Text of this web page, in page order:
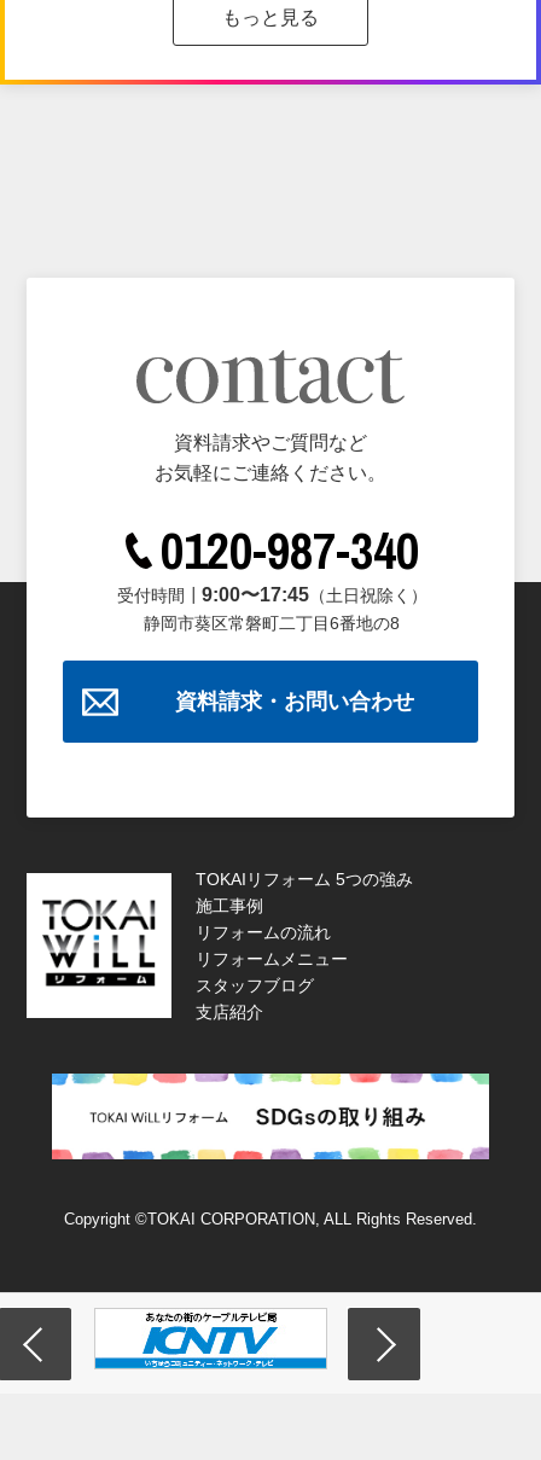
もっと見る
資料請求やご質問など
お気軽にご連絡ください。
0120-987-340
受付時間┃ 9:00〜17:45（土日祝除く）
静岡市葵区常磐町二丁目6番地の8
資料請求・お問い合わせ
TOKAIリフォーム 5つの強み
施工事例
リフォームの流れ
リフォームメニュー
スタッフブログ
支店紹介
Copyright ©TOKAI CORPORATION, ALL Rights Reserved.